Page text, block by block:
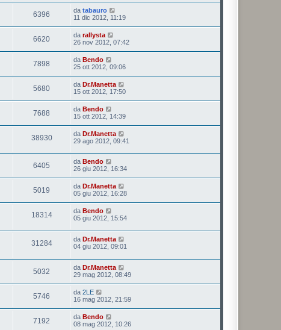
6396 da tabauro
11 dic 2012, 11:19
6620 da rallysta
26 nov 2012, 07:42
7898 da Bendo
25 ott 2012, 09:06
5680 da Dr.Manetta
15 ott 2012, 17:50
7688 da Bendo
15 ott 2012, 14:39
38930 da Dr.Manetta
29 ago 2012, 09:41
6405 da Bendo
26 giu 2012, 16:34
5019 da Dr.Manetta
05 giu 2012, 16:28
18314 da Bendo
05 giu 2012, 15:54
31284 da Dr.Manetta
04 giu 2012, 09:01
5032 da Dr.Manetta
29 mag 2012, 08:49
5746 da 2LE
16 mag 2012, 21:59
7192 da Bendo
08 mag 2012, 10:26